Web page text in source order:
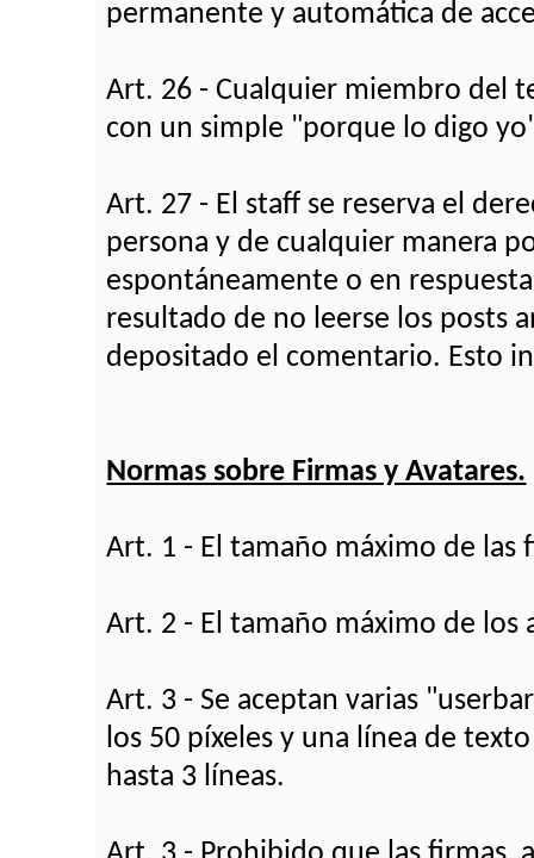
permanente y automática de
Art. 26 - Cualquier miembro del
con un simple "porque lo digo
Art. 27 - El staff se reserva el
persona y de cualquier manera
espontáneamente o en
resultado de no leerse los posts
depositado el comentario. Esto
Normas sobre Firmas y Avatares.
Art. 1 - El tamaño máximo de las
Art. 2 - El tamaño máximo de los
Art. 3 - Se aceptan varias
los 50 píxeles y una línea de
hasta 3 líneas.